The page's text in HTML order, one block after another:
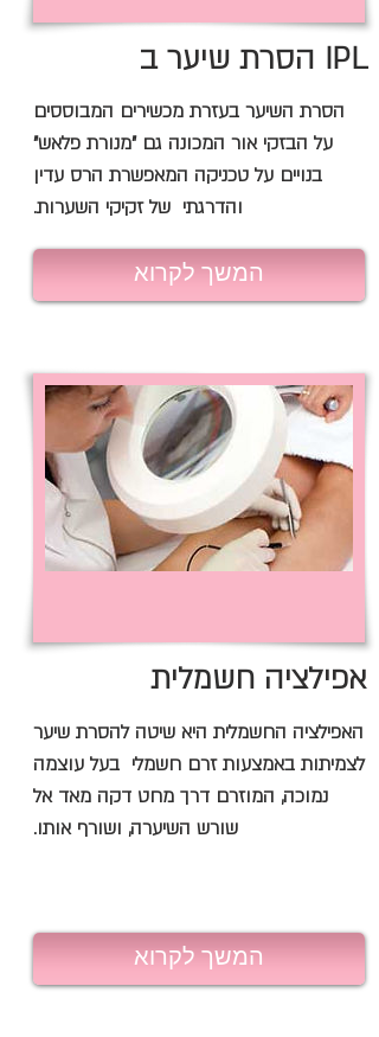
הסרת שיער ב IPL
הסרת השיער בעזרת מכשירים המבוססים
על הבזקי אור המכונה גם "מנורת פלאש"
בנויים על טכניקה המאפשרת הרס עדין
והדרגתי של זקיקי השערות.
המשך לקרוא
אפילציה חשמלית
האפילציה החשמלית היא שיטה להסרת שיער
לצמיתות באמצעות זרם חשמלי בעל עוצמה
נמוכה, המוזרם דרך מחט דקה מאד אל
שורש השיערה, ושורף אותו.
המשך לקרוא